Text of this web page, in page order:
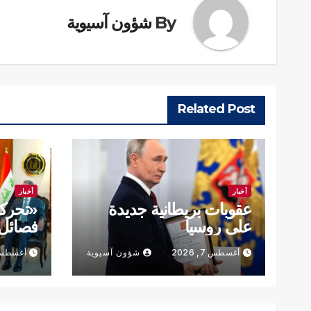
By شؤون آسيوية
Related Post
أخبار
عقوبات بريطانية جديدة
على روسيا
أغسطس 7, 2026 شؤون آسيوية
أخبار
أغسطس 7,